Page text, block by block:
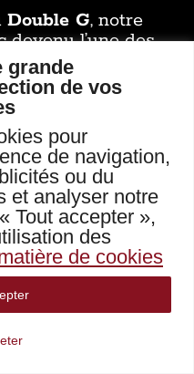
grande
de vos
pour
de navigation,
ou du
et analyser notre
Tout accepter »,
des
de cookies
Double G, notre
devenu l’une des
nous avions
plus loin, sans
qui fait notre
produits, une
et le plaisir de
néLe Titan .
réalisé
, composé de
de viande
Aubrac
notre article